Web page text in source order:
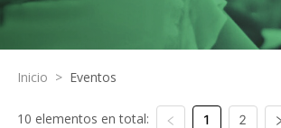
Inicio > Eventos
10 elementos en total: 1 2